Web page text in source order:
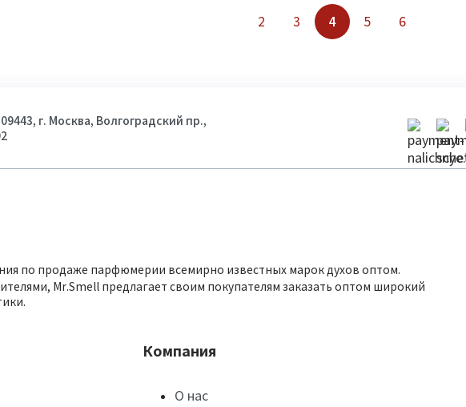
2 3 4 5 6
г. Москва, Волгоградский пр.,
по продаже парфюмерии всемирно известных марок духов оптом.
Mr.Smell предлагает своим покупателям заказать оптом широкий
Компания
О нас